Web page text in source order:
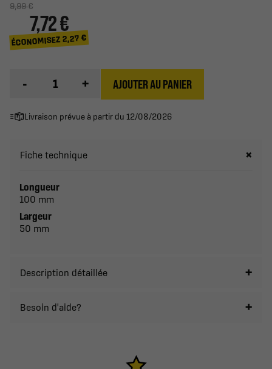
9,99 €
7,72 €
ÉCONOMISEZ 2,27 €
- + AJOUTER AU PANIER
Livraison prévue à partir du 12/08/2026
Fiche technique
Longueur
100 mm
Largeur
50 mm
Description détaillée
Besoin d'aide?